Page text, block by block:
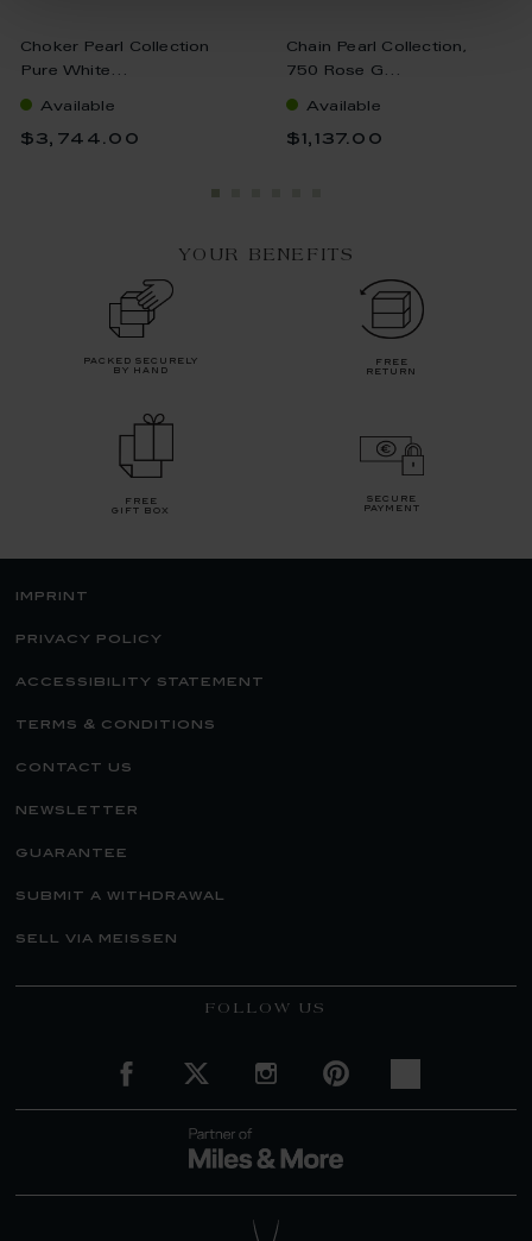
Choker Pearl Collection
Pure White...
Available
$3,744.00
Chain Pearl Collection,
750 Rose G...
Available
$1,137.00
YOUR BENEFITS
packed securely
by hand
free
return
free
gift box
secure
payment
imprint
privacy policy
accessibility statement
terms & conditions
contact us
newsletter
guarantee
submit a withdrawal
sell via meissen
FOLLOW US